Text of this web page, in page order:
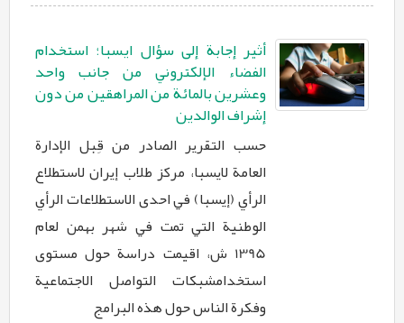
أثير إجابة إلی سؤال ايسبا؛ استخدام
الفضاء الإلكتروني من جانب واحد
وعشرين بالمائة من المراهقين من دون
إشراف الوالدين
حسب التقرير الصادر من قِبل الإدارة
العامة لايسبا، مركز طلاب إيران لاستطلاع
الرأي (إيسبا) في احدى الاستطلاعات الرأي
الوطنية التي تمت في شهر بهمن لعام
1395 ش، اقيمت دراسة حول مستوى
استخدامشبكات التواصل الاجتماعية
وفكرة الناس حول هذه البرامج